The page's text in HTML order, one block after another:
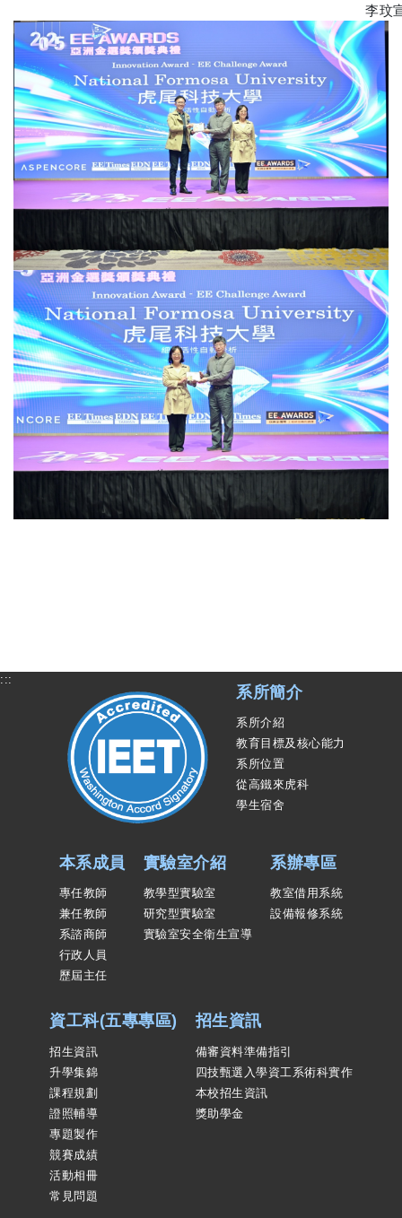
李玟
:::
系所簡介
系所介紹
教育目標及核心能力
系所位置
從高鐵來虎科
學生宿舍
本系成員
專任教師
兼任教師
系諮商師
行政人員
歷屆主任
實驗室介紹
教學型實驗室
研究型實驗室
實驗室安全衛生宣導
系辦專區
教室借用系統
設備報修系統
資工科(五專專區)
招生資訊
升學集錦
課程規劃
證照輔導
專題製作
競賽成績
活動相冊
常見問題
招生資訊
備審資料準備指引
四技甄選入學資工系術科實作
本校招生資訊
獎助學金